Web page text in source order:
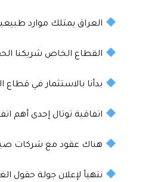
العراق يمتلك موارد
القطاع الخاص شريكنا
بدأنا بالاستثمار في قطاع الغاز
اتفاقية توتال إحدى أهم
هناك عقود مع شركات
نتهيأ لإعلان جولة حقول